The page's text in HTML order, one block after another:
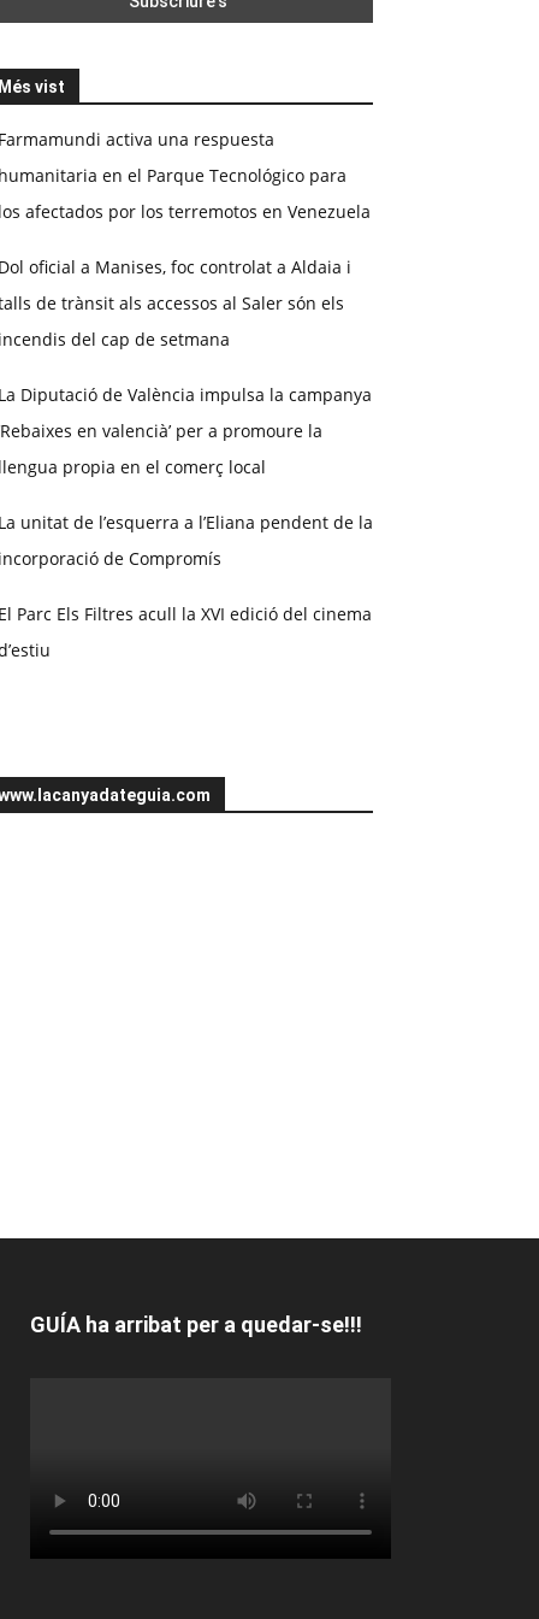
Més vist
Farmamundi activa una respuesta
humanitaria en el Parque Tecnológico para
los afectados por los terremotos en Venezuela
Dol oficial a Manises, foc controlat a Aldaia i
de trànsit als accessos al Saler són els
incendis del cap de setmana
La Diputació de València impulsa la campanya
en valencià’ per a promoure la
llengua propia en el comerç local
La unitat de l’esquerra a l’Eliana pendent de la
incorporació de Compromís
El Parc Els Filtres acull la XVI edició del cinema
GUÍA ha arribat per a quedar-se!!!